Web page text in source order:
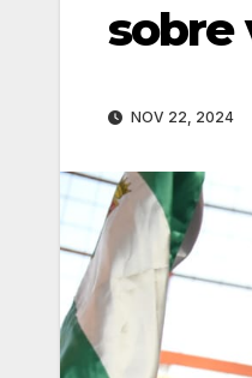
sobre
NOV 22, 2024